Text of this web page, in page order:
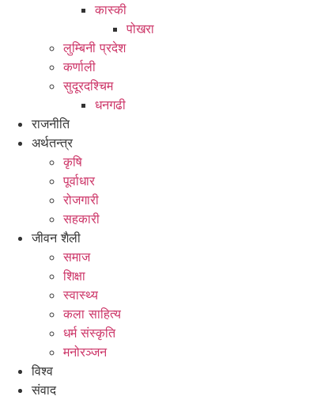
कास्की
पोखरा
लुम्बिनी प्रदेश
कर्णाली
सुदूरदश्चिम
धनगढी
राजनीति
अर्थतन्त्र
कृषि
पूर्वाधार
रोजगारी
सहकारी
जीवन शैली
समाज
शिक्षा
स्वास्थ्य
कला साहित्य
धर्म संस्कृति
मनोरञ्जन
विश्व
संवाद